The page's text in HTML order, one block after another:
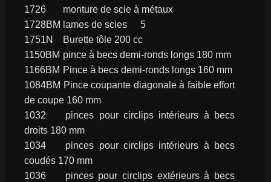
1726	monture de scie à métaux
1728BM	lames de scies	5
1751N	Burette tôle 200 cc
1150BM	pince à becs demi-ronds longs 180 mm
1166BM	Pince à becs demi-ronds longs 160 mm
1084BM	Pince coupante diagonale à faible effort
de coupe 160 mm
1032	pinces pour circlips intérieurs à becs
droits 180 mm
1034	pinces pour circlips intérieurs à becs
coudés 170 mm
1036	pinces pour circlips extérieurs à becs